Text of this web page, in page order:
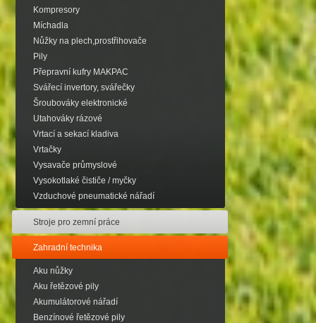
Kompresory
Míchadla
Nůžky na plech,prostřihovače
Pily
Přepravní kufry MAKPAC
Svářecí invertory, svářečky
Šroubováky elektronické
Utahováky rázové
Vrtací a sekací kladiva
Vrtačky
Vysavače průmyslové
Vysokotlaké čističe / myčky
Vzduchové pneumatické nářadí
Stroje pro zemní práce
Zahradní technika
Aku nůžky
Aku řetězové pily
Akumulátorové nářadí
Benzínové řetězové pily